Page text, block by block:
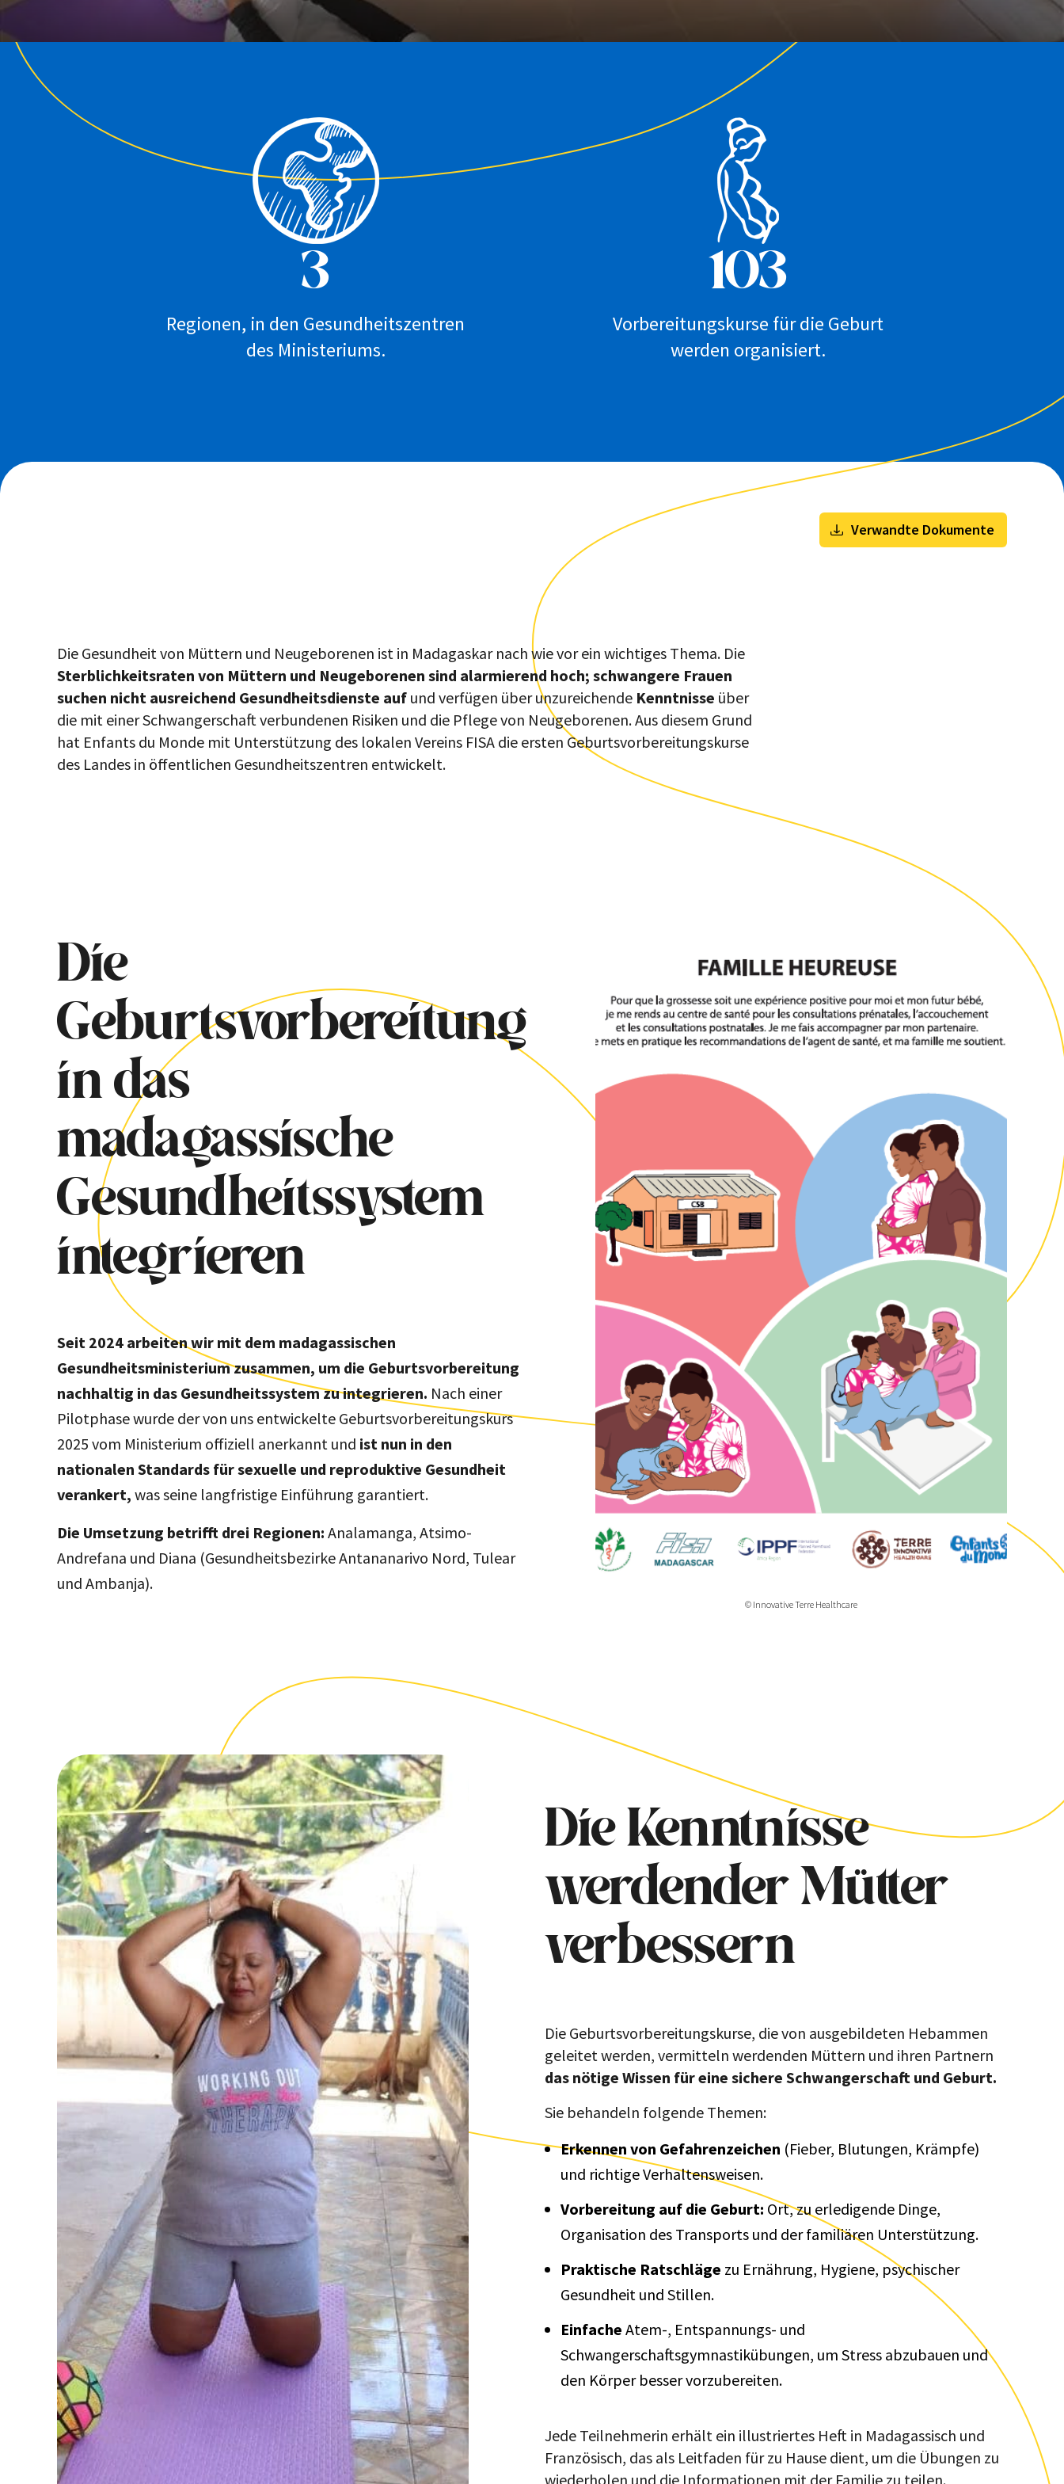
3
Regionen, in den Gesundheitszentren
des Ministeriums.
103
Vorbereitungskurse für die Geburt
werden organisiert.
Verwandte Dokumente
Die Gesundheit von Müttern und Neugeborenen ist in Madagaskar nach wie vor ein wichtiges Thema. Die
Sterblichkeitsraten von Müttern und Neugeborenen sind alarmierend hoch; schwangere Frauen
suchen nicht ausreichend Gesundheitsdienste auf und verfügen über unzureichende Kenntnisse über
die mit einer Schwangerschaft verbundenen Risiken und die Pflege von Neugeborenen. Aus diesem Grund
hat Enfants du Monde mit Unterstützung des lokalen Vereins FISA die ersten Geburtsvorbereitungskurse
des Landes in öffentlichen Gesundheitszentren entwickelt.
© Innovative Terre Healthcare
Die
Geburtsvorbereitung
in das
madagassische
Gesundheitssystem
integrieren
Seit 2024 arbeiten wir mit dem madagassischen
Gesundheitsministerium zusammen, um die Geburtsvorbereitung
nachhaltig in das Gesundheitssystem zu integrieren. Nach einer
Pilotphase wurde der von uns entwickelte Geburtsvorbereitungskurs
2025 vom Ministerium offiziell anerkannt und ist nun in den
nationalen Standards für sexuelle und reproduktive Gesundheit
verankert, was seine langfristige Einführung garantiert.
Die Umsetzung betrifft drei Regionen:Analamanga, Atsimo-
Andrefana und Diana (Gesundheitsbezirke Antananarivo Nord, Tulear
und Ambanja).
Die Kenntnisse
werdender Mütter
verbessern
Die Geburtsvorbereitungskurse, die von ausgebildeten Hebammen
geleitet werden, vermitteln werdenden Müttern und ihren Partnern
das nötige Wissen für eine sichere Schwangerschaft und Geburt.
Sie behandeln folgende Themen:
Erkennen von Gefahrenzeichen (Fieber, Blutungen, Krämpfe)
und richtige Verhaltensweisen.
Vorbereitung auf die Geburt: Ort, zu erledigende Dinge,
Organisation des Transports und der familiären Unterstützung.
Praktische Ratschläge zu Ernährung, Hygiene, psychischer
Gesundheit und Stillen.
Einfache Atem-, Entspannungs- und
Schwangerschaftsgymnastikübungen, um Stress abzubauen und
den Körper besser vorzubereiten.
Jede Teilnehmerin erhält ein illustriertes Heft in Madagassisch und
Französisch, das als Leitfaden für zu Hause dient, um die Übungen zu
wiederholen und die Informationen mit der Familie zu teilen.